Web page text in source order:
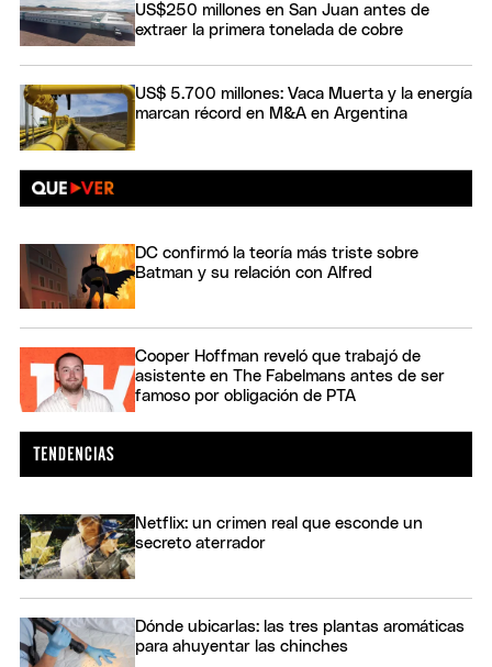
US$250 millones en San Juan antes de
extraer la primera tonelada de cobre
US$ 5.700 millones: Vaca Muerta y la energía
marcan récord en M&A en Argentina
DC confirmó la teoría más triste sobre
Batman y su relación con Alfred
Cooper Hoffman reveló que trabajó de
asistente en The Fabelmans antes de ser
famoso por obligación de PTA
Netflix: un crimen real que esconde un
secreto aterrador
Dónde ubicarlas: las tres plantas aromáticas
para ahuyentar las chinches